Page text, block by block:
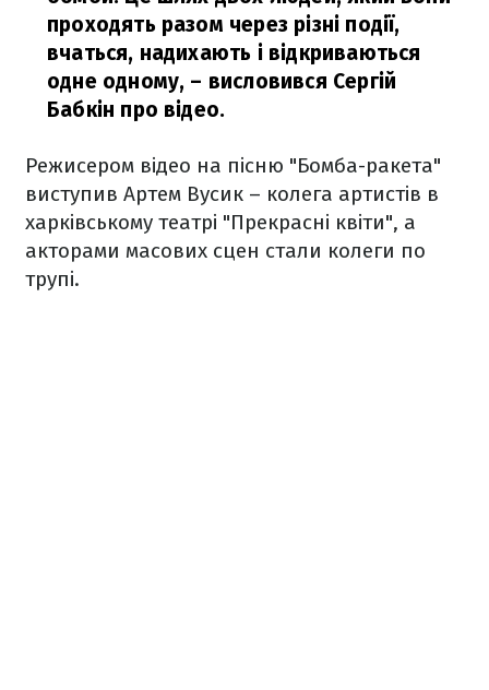
проходять разом через різні події,
вчаться, надихають і відкриваються
одне одному, – висловився Сергій
Бабкін про відео.
Режисером відео на пісню "Бомба-ракета"
виступив Артем Вусик – колега артистів в
харківському театрі "Прекрасні квіти", а
акторами масових сцен стали колеги по
трупі.